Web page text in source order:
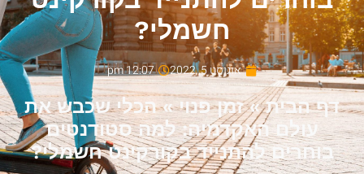
חשמלי?
אוגוסט 5, 2022 12:07 pm
דף הבית»זמן פנוי»הכלי שכבש את
עולם האקדמיה: למה סטודנטים
בוחרים להתנייד בקורקינט חשמלי?